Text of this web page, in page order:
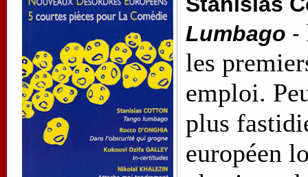
Lumbago -
les
emploi.
plus
européen